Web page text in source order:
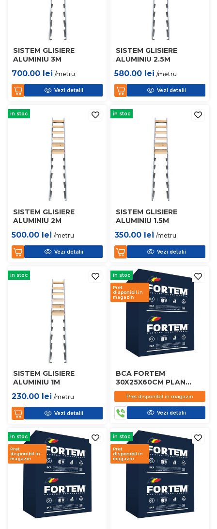
SISTEM GLISIERE
ALUMINIU 3M
700.00 lei /metru
Vezi detalii
SISTEM GLISIERE
ALUMINIU 2.5M
580.00 lei /metru
Vezi detalii
in stoc
SISTEM GLISIERE
ALUMINIU 2M
500.00 lei /metru
Vezi detalii
in stoc
SISTEM GLISIERE
ALUMINIU 1.5M
350.00 lei /metru
Vezi detalii
in stoc
SISTEM GLISIERE
ALUMINIU 1M
230.00 lei /metru
Vezi detalii
in stoc
Pret
disponibil in
magazin
BCA FORTEM
30X25X60CM PLAN
D450
Pret disponibil in magazin
Vezi detalii
in stoc
Pret
disponibil in
magazin
in stoc
Pret
disponibil in
magazin